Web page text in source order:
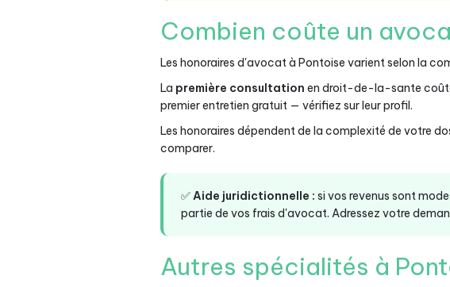
Combien coûte un
Les honoraires d'avocat à Pontoise varient selon la
La première consultation en droit-de-la-sante
premier entretien gratuit — vérifiez sur leur profil.
Les honoraires dépendent de la complexité de votre
comparer.
✅Aide juridictionnelle : si vos revenus sont
partie de vos frais d'avocat. Adressez votre
Autres spécialités à